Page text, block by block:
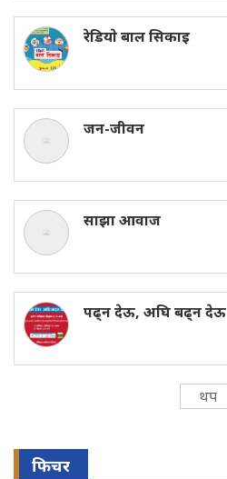
रेडियाे बाल सिकाइ
जन-जीवन
साझा आवाज
पढ्न देऊ, अघि बढ्न देऊ
थप
फिचर